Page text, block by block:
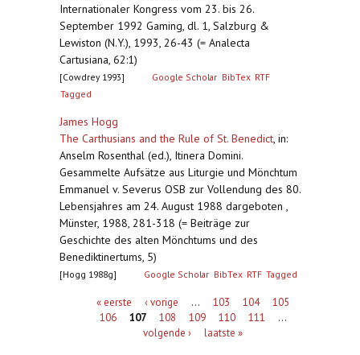
Internationaler Kongress vom 23. bis 26.
September 1992 Gaming, dl. 1, Salzburg &
Lewiston (N.Y.), 1993, 26-43 (= Analecta
Cartusiana, 62:1)
[Cowdrey 1993] Google Scholar BibTex RTF
Tagged
James Hogg
The Carthusians and the Rule of St. Benedict, in:
Anselm Rosenthal (ed.), Itinera Domini.
Gesammelte Aufsätze aus Liturgie und Mönchtum
Emmanuel v. Severus OSB zur Vollendung des 80.
Lebensjahres am 24. August 1988 dargeboten ,
Münster, 1988, 281-318 (= Beiträge zur
Geschichte des alten Mönchtums und des
Benediktinertums, 5)
[Hogg 1988g] Google Scholar BibTex RTF Tagged
Pagina's« eerste ‹ vorige … 103 104
105
106
107 108 109 110 111
…
volgende ›
laatste »